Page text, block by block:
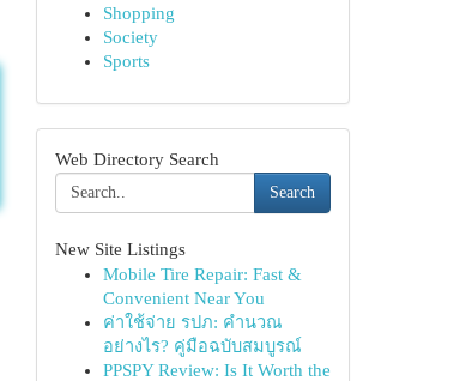
Shopping
Society
Sports
Web Directory Search
Search
New Site Listings
Mobile Tire Repair: Fast &
Convenient Near You
ค่าใช้จ่าย รปภ: คำนวณ
อย่างไร? คู่มือฉบับสมบูรณ์
PPSPY Review: Is It Worth the